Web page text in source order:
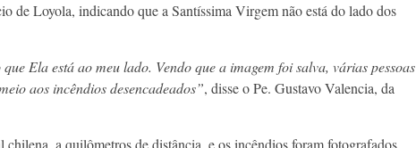
de Loyola, indicando que a Santíssima Virgem não está do lado dos
Ela está ao meu lado. Vendo que a imagem foi salva, várias pessoas
aos incêndios desencadeados”, disse o Pe. Gustavo Valencia, da
a quilômetros de distância, e os incêndios foram fotografados